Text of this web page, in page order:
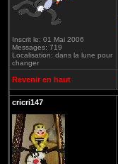
Inscrit le: 01 Mai 2006
Messages: 719
Localisation: dans la lune pour
changer
Revenir en haut
cricri147